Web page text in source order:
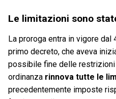
Le limitazioni sono
La proroga entra in vigore
primo decreto, che aveva
possibile fine delle restrizioni
ordinanza rinnova tutte le
precedentemente imposte